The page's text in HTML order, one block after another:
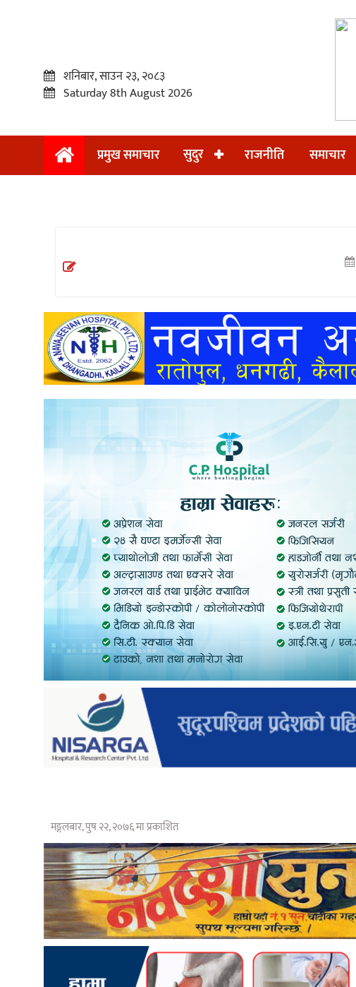
प्रमुख
अन्तराष्ट्रिय
अन्तर्वार्ता
खेलकुद
शनिबार, साउन २३, २०८३
Saturday 8th August 2026
प्रमुख समाचार सुदुर राजनीति समाचार
मङ्गलबार, पुष २२, २०७६ मा प्रकाशित